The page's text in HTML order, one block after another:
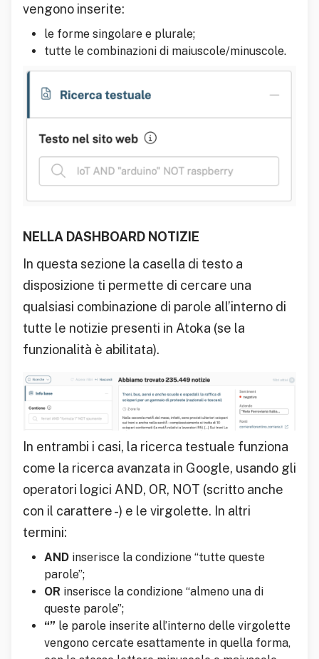
vengono inserite:
le forme singolare e plurale;
tutte le combinazioni di maiuscole/minuscole.
NELLA DASHBOARD NOTIZIE
In questa sezione la casella di testo a
disposizione ti permette di cercare una
qualsiasi combinazione di parole all’interno di
tutte le notizie presenti in Atoka (se la
funzionalità è abilitata).
In entrambi i casi, la ricerca testuale funziona
come la ricerca avanzata in Google, usando gli
operatori logici AND, OR, NOT (scritto anche
con il carattere -) e le virgolette. In altri
termini:
AND inserisce la condizione “tutte queste
parole”;
OR inserisce la condizione “almeno una di
queste parole”;
“” le parole inserite all’interno delle virgolette
vengono cercate esattamente in quella forma,